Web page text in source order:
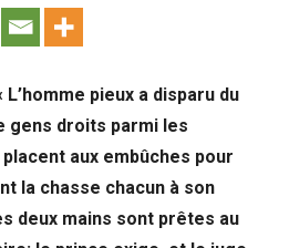
L’homme pieux a disparu du
gens droits parmi les
aux embûches pour
la chasse chacun à son
deux mains sont prêtes au